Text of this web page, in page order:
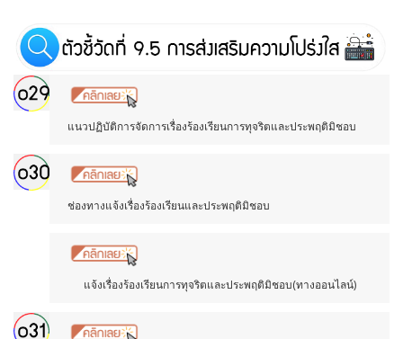
แนวปฏิบัติการจัดการเรื่องร้องเรียนการทุจริตและประพฤติมิชอบ
ช่องทางแจ้งเรื่องร้องเรียนและประพฤติมิชอบ
แจ้งเรื่องร้องเรียนการทุจริตและประพฤติมิชอบ(ทางออนไลน์)